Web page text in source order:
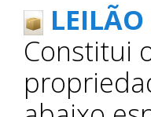
Constitui